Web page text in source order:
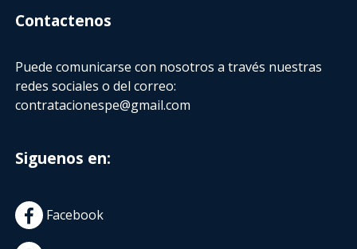
Contactenos
Puede comunicarse con nosotros a través nuestras
redes sociales o del correo:
contratacionespe@gmail.com
Siguenos en:
Facebook